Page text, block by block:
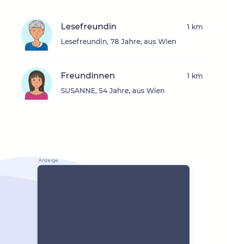
Lesefreundin
Lesefreundin, 78 Jahre, aus Wien
1 km
Freundinnen
SUSANNE, 54 Jahre, aus Wien
1 km